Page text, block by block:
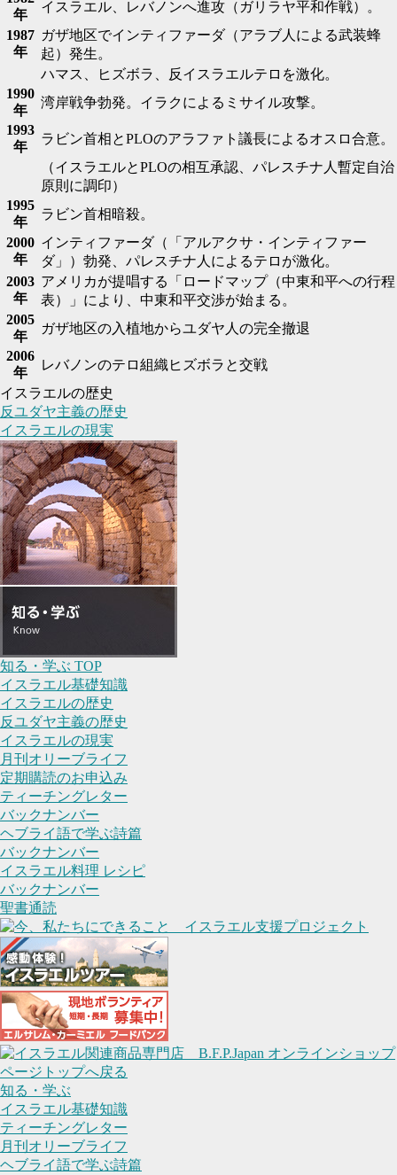
年
イスラエル、レバノンへ進攻（ガリラヤ平和作戦）。
1987
年
ガザ地区でインティファーダ（アラブ人による武装蜂
起）発生。
ハマス、ヒズボラ、反イスラエルテロを激化。
1990
年
湾岸戦争勃発。イラクによるミサイル攻撃。
1993
年
ラビン首相とPLOのアラファト議長によるオスロ合意。
（イスラエルとPLOの相互承認、パレスチナ人暫定自治
原則に調印）
1995
年
ラビン首相暗殺。
2000
年
インティファーダ（「アルアクサ・インティファー
ダ」）勃発、パレスチナ人によるテロが激化。
2003
年
アメリカが提唱する「ロードマップ（中東和平への行程
表）」により、中東和平交渉が始まる。
2005
年
ガザ地区の入植地からユダヤ人の完全撤退
2006
年
レバノンのテロ組織ヒズボラと交戦
イスラエルの歴史
反ユダヤ主義の歴史
イスラエルの現実
知る・学ぶ TOP
イスラエル基礎知識
イスラエルの歴史
反ユダヤ主義の歴史
イスラエルの現実
月刊オリーブライフ
定期購読のお申込み
ティーチングレター
バックナンバー
ヘブライ語で学ぶ詩篇
バックナンバー
イスラエル料理 レシピ
バックナンバー
聖書通読
ページトップへ戻る
知る・学ぶ
イスラエル基礎知識
ティーチングレター
月刊オリーブライフ
ヘブライ語で学ぶ詩篇